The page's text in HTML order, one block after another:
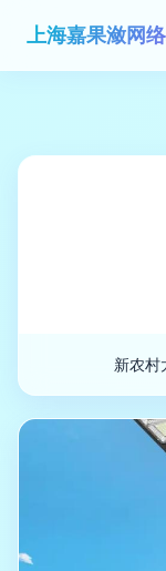
新农村